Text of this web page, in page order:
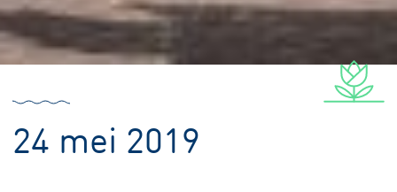
24 mei 2019